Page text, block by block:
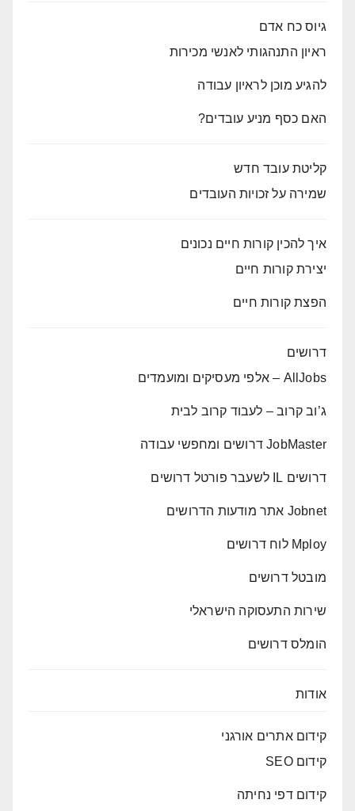
גיוס כח אדם
ראיון התנהגותי לאנשי מכירות
להגיע מוכן לראיון עבודה
האם כסף מניע עובדים?
קליטת עובד חדש
שמירה על זכויות העובדים
איך להכין קורות חיים נכונים
יצירת קורות חיים
הפצת קורות חיים
דרושים
AllJobs – אלפי מעסיקים ומועמדים
ג’וב קרוב – לעבוד קרוב לבית
JobMaster דרושים ומחפשי עבודה
דרושים IL לשעבר פורטל דרושים
Jobnet אתר מודעות הדרושים
Mploy לוח דרושים
מובטל דרושים
שירות התעסוקה הישראלי
הומלס דרושים
אודות
קידום אתרים אורגני
קידום SEO
קידום דפי נחיתה